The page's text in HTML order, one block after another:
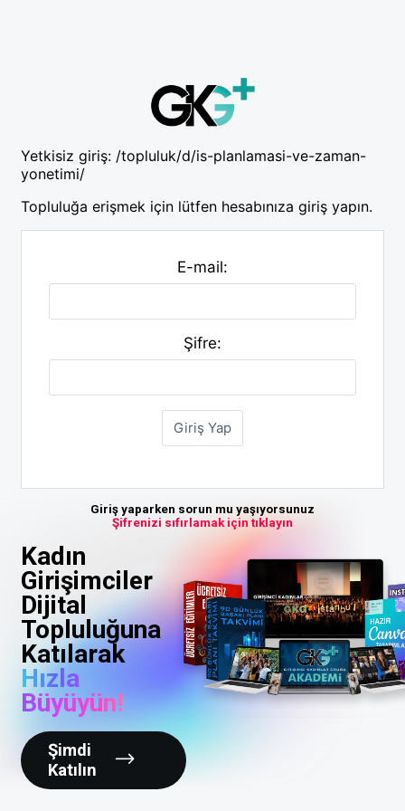
Yetkisiz giriş: /topluluk/d/is-planlamasi-ve-zaman-
yonetimi/
Topluluğa erişmek için lütfen hesabınıza giriş yapın.
E-mail:
Şifre:
Giriş yaparken sorun mu yaşıyorsunuz
Şifrenizi sıfırlamak için tıklayın
Kadın
Girişimciler
Dijital
Topluluğuna
Katılarak
Hızla
Büyüyün!
Şimdi
Katılın